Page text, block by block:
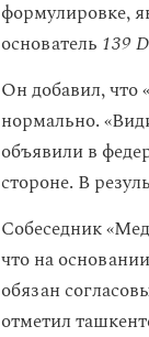
формулировке,
основатель 139
Он добавил, что
нормально.
объявили в
стороне. В
Собеседник
что на основании
обязан
отметил